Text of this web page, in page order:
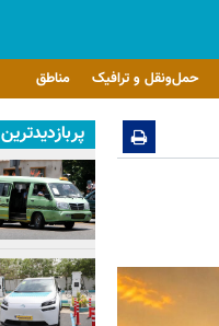
حمل‌ونقل و ترافیک مناطق
پربازدیدترین